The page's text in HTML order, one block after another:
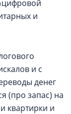
и
и с
денег
(про запас) на
квартирки и